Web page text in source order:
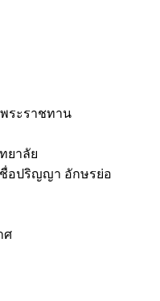
ระราชทาน
ยาลัย
ชื่อปริญญา อักษรย่อ
ศ